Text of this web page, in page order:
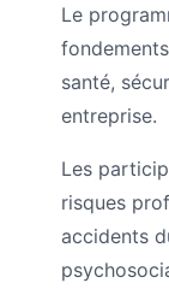
Le
santé,
entreprise.
Les
risques
accidents